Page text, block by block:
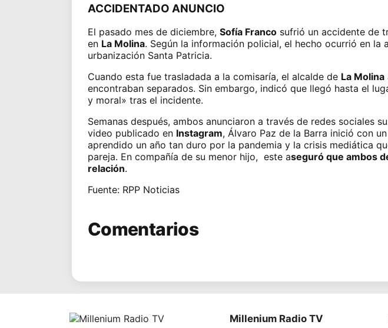
ACCIDENTADO ANUNCIO
El pasado mes de diciembre, Sofía Francosufrió un accidente de
en La Molina. Según la información policial, el hecho ocurrió en la
urbanización Santa Patricia.
Cuando esta fue trasladada a la comisaría, el alcalde de La Molina
encontraban separados. Sin embargo, indicó que llegó hasta el
y moral» tras el incidente.
Semanas después, ambos anunciaron a través de redes sociales
video publicado en Instagram, Álvaro Paz de la Barra inició con
aprendido un año tan duro por la pandemia y la crisis mediática
pareja. En compañía de su menor hijo, este aseguró que ambos
relación.
Fuente: RPP Noticias
Comentarios
Millenium Radio TV